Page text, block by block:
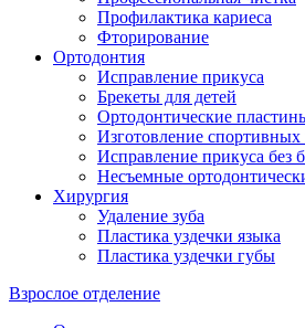
Профилактика кариеса
Фторирование
Ортодонтия
Исправление прикуса
Брекеты для детей
Ортодонтические
Изготовление спортивных
Исправление прикуса без
Несъемные
Хирургия
Удаление зуба
Пластика уздечки языка
Пластика уздечки губы
Взрослое отделение